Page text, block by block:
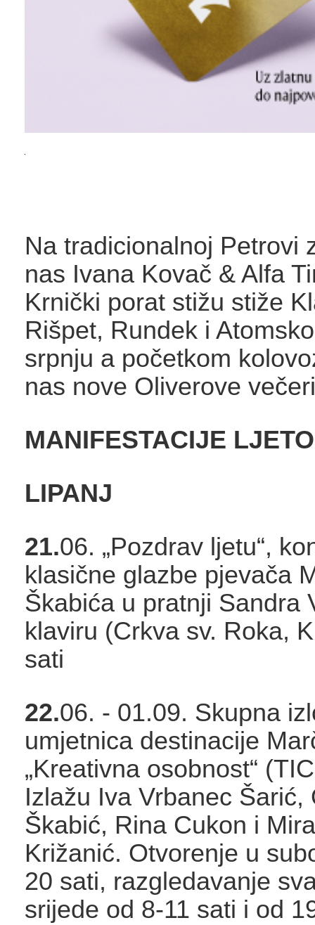
Na tradicionalnoj Petrovi
nas Ivana Kovač & Alfa
Krnički porat stižu stiže
Rišpet, Rundek i
srpnju a početkom
nas nove Oliverove
MANIFESTACIJE
LIPANJ
21.06. „Pozdrav ljetu“,
klasične glazbe pjevača
Škabića u pratnji Sandra
klaviru (Crkva sv. Roka,
sati
22.06. - 01.09. Skupna
umjetnica destinacije
„Kreativna osobnost“
Izlažu Iva Vrbanec Šarić,
Škabić, Rina Cukon i
Križanić. Otvorenje u
20 sati, razgledavanje
srijede od 8-11 sati i od